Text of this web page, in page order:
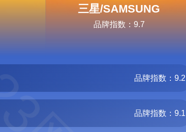
三星/SAMSUNG
品牌指数：9.7
品牌指数：9.2
品牌指数：9.1